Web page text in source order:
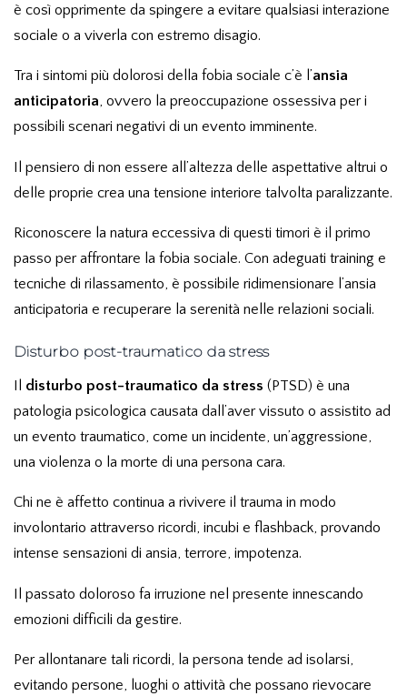
è così opprimente da spingere a evitare qualsiasi interazione
sociale o a viverla con estremo disagio.
Tra i sintomi più dolorosi della fobia sociale c’è l’ansia
anticipatoria, ovvero la preoccupazione ossessiva per i
possibili scenari negativi di un evento imminente.
Il pensiero di non essere all’altezza delle aspettative altrui o
delle proprie crea una tensione interiore talvolta paralizzante.
Riconoscere la natura eccessiva di questi timori è il primo
passo per affrontare la fobia sociale. Con adeguati training e
tecniche di rilassamento, è possibile ridimensionare l’ansia
anticipatoria e recuperare la serenità nelle relazioni sociali.
Disturbo post-traumatico da stress
Il disturbo post-traumatico da stress (PTSD) è una
patologia psicologica causata dall’aver vissuto o assistito ad
un evento traumatico, come un incidente, un’aggressione,
una violenza o la morte di una persona cara.
Chi ne è affetto continua a rivivere il trauma in modo
involontario attraverso ricordi, incubi e flashback, provando
intense sensazioni di ansia, terrore, impotenza.
Il passato doloroso fa irruzione nel presente innescando
emozioni difficili da gestire.
Per allontanare tali ricordi, la persona tende ad isolarsi,
evitando persone, luoghi o attività che possano rievocare